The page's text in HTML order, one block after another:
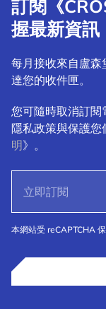
訂閱《
握最新資訊
每月接收來自盧森
達您的收件匣。
您可隨時取消訂閱
隱私政策與保護
明》。
本網站受 reCAPTCHA